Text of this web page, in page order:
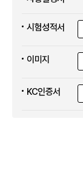
시험성적서
이미지
KC인증서